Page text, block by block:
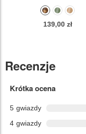
139,00 zł
Recenzje
Krótka ocena
5 gwiazdy
4 gwiazdy